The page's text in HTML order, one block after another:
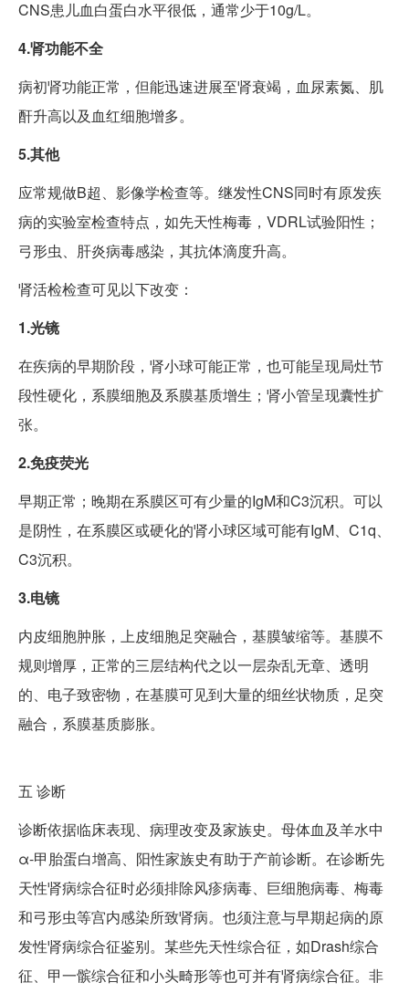
CNS患儿血白蛋白水平很低，通常少于10g/L。
4.肾功能不全
病初肾功能正常，但能迅速进展至肾衰竭，血尿素氮、肌
酐升高以及血红细胞增多。
5.其他
应常规做B超、影像学检查等。继发性CNS同时有原发疾
病的实验室检查特点，如先天性梅毒，VDRL试验阳性；
弓形虫、肝炎病毒感染，其抗体滴度升高。
肾活检检查可见以下改变：
1.光镜
在疾病的早期阶段，肾小球可能正常，也可能呈现局灶节
段性硬化，系膜细胞及系膜基质增生；肾小管呈现囊性扩
张。
2.免疫荧光
早期正常；晚期在系膜区可有少量的IgM和C3沉积。可以
是阴性，在系膜区或硬化的肾小球区域可能有IgM、C1q、
C3沉积。
3.电镜
内皮细胞肿胀，上皮细胞足突融合，基膜皱缩等。基膜不
规则增厚，正常的三层结构代之以一层杂乱无章、透明
的、电子致密物，在基膜可见到大量的细丝状物质，足突
融合，系膜基质膨胀。
五 诊断
诊断依据临床表现、病理改变及家族史。母体血及羊水中
α-甲胎蛋白增高、阳性家族史有助于产前诊断。在诊断先
天性肾病综合征时必须排除风疹病毒、巨细胞病毒、梅毒
和弓形虫等宫内感染所致肾病。也须注意与早期起病的原
发性肾病综合征鉴别。某些先天性综合征，如Drash综合
征、甲一髌综合征和小头畸形等也可并有肾病综合征。非